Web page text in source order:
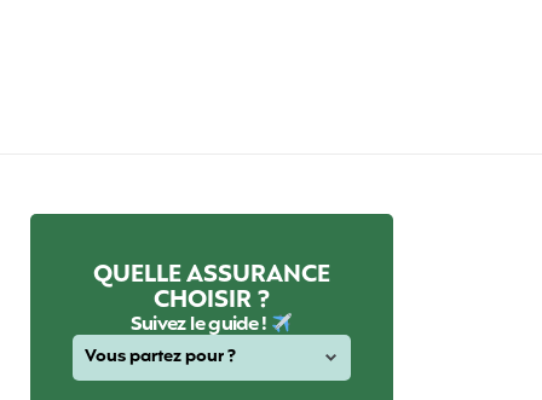
QUELLE ASSURANCE
CHOISIR ?
Suivez le guide !